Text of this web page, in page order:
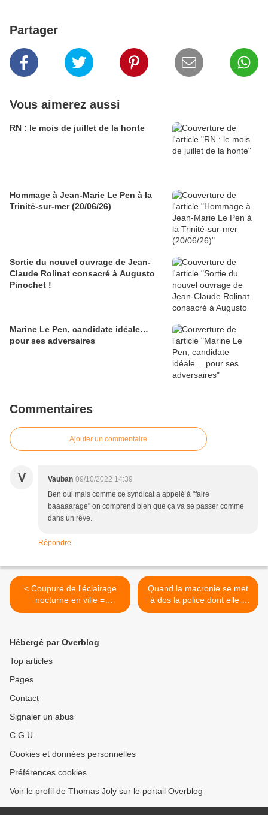
Partager
Vous aimerez aussi
RN : le mois de juillet de la honte
Hommage à Jean-Marie Le Pen à la
Trinité-sur-mer (20/06/26)
Sortie du nouvel ouvrage de Jean-
Claude Rolinat consacré à Augusto
Pinochet !
Marine Le Pen, candidate idéale…
pour ses adversaires
Commentaires
Ajouter un commentaire
V Vauban 09/10/2022 14:39
Ben oui mais comme ce syndicat a appelé à "faire
baaaaarage" on comprend bien que ça va se passer comme
dans un rêve.
Répondre
< Coupure de l'éclairage
nocturne en ville =
insécurité + accidents de la
Quand la macronie se met
à dos la police dont elle a
tant besoin ! >
Hébergé par Overblog
Top articles
Pages
Contact
Signaler un abus
C.G.U.
Cookies et données personnelles
Préférences cookies
Voir le profil de Thomas Joly sur le portail Overblog